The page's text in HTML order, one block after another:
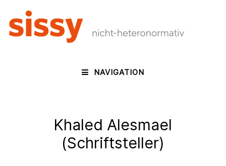
NAVIGATION
Khaled Alesmael
(Schriftsteller)